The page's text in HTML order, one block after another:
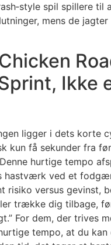
spil spillere
mens de jagter
Ikke
ligger i dets korte
kun få sekunder fra
hurtige tempo
hastværk ved et
risiko versus gevinst,
trække dig tilbage,
For dem, der trives
tempo, at du kan